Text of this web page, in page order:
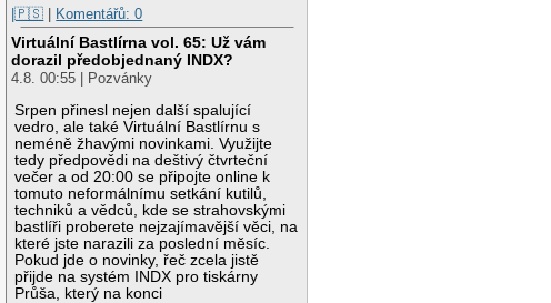
|🇵🇸 | Komentářů: 0
Virtuální Bastlírna vol. 65: Už vám
dorazil předobjednaný INDX?
4.8. 00:55 | Pozvánky
Srpen přinesl nejen další spalující
vedro, ale také Virtuální Bastlírnu s
neméně žhavými novinkami. Využijte
tedy předpovědi na deštivý čtvrteční
večer a od 20:00 se připojte online k
tomuto neformálnímu setkání kutilů,
techniků a vědců, kde se strahovskými
bastlíři proberete nejzajímavější věci, na
které jste narazili za poslední měsíc.
Pokud jde o novinky, řeč zcela jistě
přijde na systém INDX pro tiskárny
Průša, který na konci